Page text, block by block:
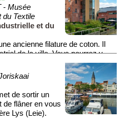
un kiosque bleu (voir
Autrefois, 38 kiosques de ce
ville de Gand. Aujourd'hui,
- Musée
du Textile
et du
ancienne filature de coton. Il
de la ville. Vous pourrez y
objets, des machines et
Parmi les machines,
Mule-jenny. Également
machine à filer fonctionnait à
et à mesure de ses
de 30 à 1·000 fils tissés en
pour l'époque!
de sortir un
de flâner en vous
Lys (Leie).